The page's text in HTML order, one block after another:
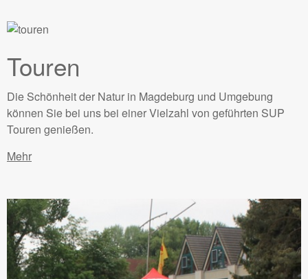
Touren
Die Schönheit der Natur in Magdeburg und Umgebung
können Sie bei uns bei einer Vielzahl von geführten SUP
Touren genießen.
Mehr